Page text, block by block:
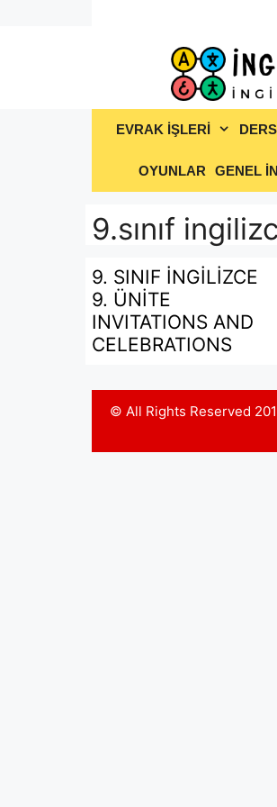
EVRAK İŞLERİ
OYUNLAR GENEL
9.sınıf
9. SINIF İNGİLİZCE
9. ÜNİTE
INVITATIONS AND
CELEBRATIONS
© All Rights Reserved